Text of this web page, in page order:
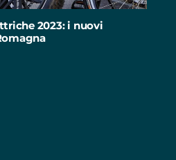
2023: i nuovi